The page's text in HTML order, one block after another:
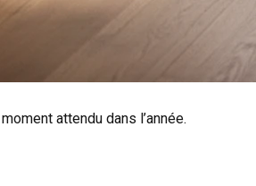
attendu dans l’année.